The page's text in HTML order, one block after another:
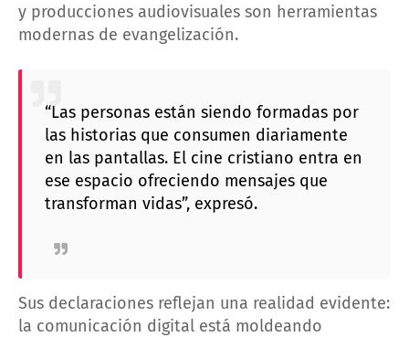
y producciones audiovisuales son herramientas
modernas de evangelización.
“Las personas están siendo formadas por
las historias que consumen diariamente
en las pantallas. El cine cristiano entra en
ese espacio ofreciendo mensajes que
transforman vidas”, expresó.
Sus declaraciones reflejan una realidad evidente:
la comunicación digital está moldeando